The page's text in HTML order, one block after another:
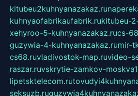
kitubeu2kuhnyanazakaz.ru
kuhnyaofabrikaufabrik.rukitubeu-
xehyroo-5-kuhnyanazakaz.rucs-
guzywia-4-kuhnyanazakaz.rumir-
cs68.ruvladivostok-map.ruvideo-
raszar.ruvskrytie-zamkov-
lipetsktelecom.ru
seksuzb.ru